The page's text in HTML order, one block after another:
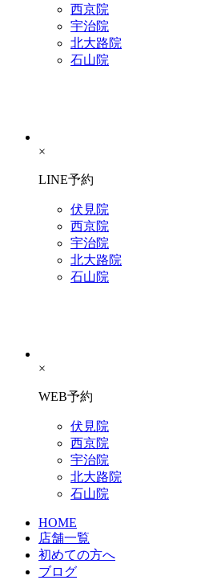
西京院
宇治院
北大路院
石山院
×
LINE予約
伏見院
西京院
宇治院
北大路院
石山院
×
WEB予約
伏見院
西京院
宇治院
北大路院
石山院
HOME
店舗一覧
初めての方へ
ブログ